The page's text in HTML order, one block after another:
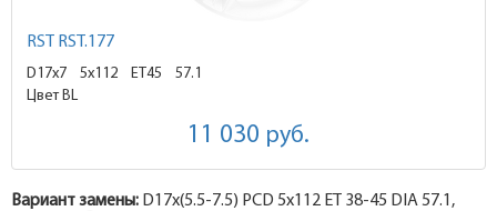
RST RST.177
D17x7 5x112 ET45
57.1
Цвет BL
11 030 руб.
Вариант замены: D17x(5.5-7.5) PCD 5x112 ET 38-45 DIA 57.1,